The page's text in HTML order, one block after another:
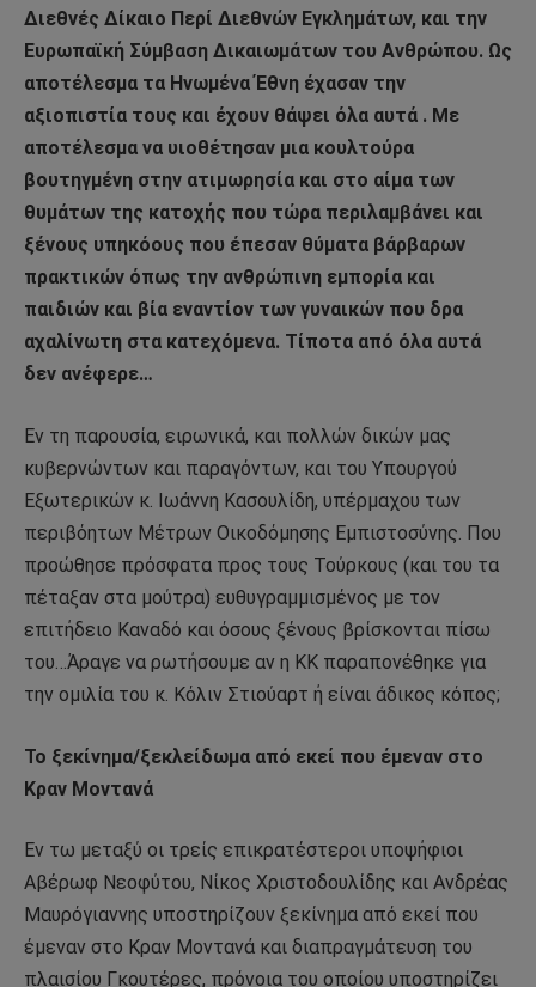
Διεθνές Δίκαιο Περί Διεθνών Εγκλημάτων, και την
Ευρωπαϊκή Σύμβαση Δικαιωμάτων του Ανθρώπου. Ως
αποτέλεσμα τα Ηνωμένα Έθνη έχασαν την
αξιοπιστία τους και έχουν θάψει όλα αυτά . Με
αποτέλεσμα να υιοθέτησαν μια κουλτούρα
βουτηγμένη στην ατιμωρησία και στο αίμα των
θυμάτων της κατοχής που τώρα περιλαμβάνει και
ξένους υπηκόους που έπεσαν θύματα βάρβαρων
πρακτικών όπως την ανθρώπινη εμπορία και
παιδιών και βία εναντίον των γυναικών που δρα
αχαλίνωτη στα κατεχόμενα. Τίποτα από όλα αυτά
δεν ανέφερε…
Εν τη παρουσία, ειρωνικά, και πολλών δικών μας
κυβερνώντων και παραγόντων, και του Υπουργού
Εξωτερικών κ. Ιωάννη Κασουλίδη, υπέρμαχου των
περιβόητων Μέτρων Οικοδόμησης Εμπιστοσύνης. Που
προώθησε πρόσφατα προς τους Τούρκους (και του τα
πέταξαν στα μούτρα) ευθυγραμμισμένος με τον
επιτήδειο Καναδό και όσους ξένους βρίσκονται πίσω
του…Άραγε να ρωτήσουμε αν η ΚΚ παραπονέθηκε για
την ομιλία του κ. Κόλιν Στιούαρτ ή είναι άδικος κόπος;
Το ξεκίνημα/ξεκλείδωμα από εκεί που έμεναν στο
Κραν Μοντανά
Εν τω μεταξύ οι τρείς επικρατέστεροι υποψήφιοι
Αβέρωφ Νεοφύτου, Νίκος Χριστοδουλίδης και Ανδρέας
Μαυρόγιαννης υποστηρίζουν ξεκίνημα από εκεί που
έμεναν στο Κραν Μοντανά και διαπραγμάτευση του
πλαισίου Γκουτέρες, πρόνοια του οποίου υποστηρίζει